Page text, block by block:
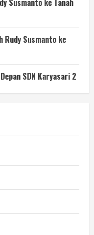
Susmanto ke Tanah
Rudy Susmanto ke
SDN Karyasari 2